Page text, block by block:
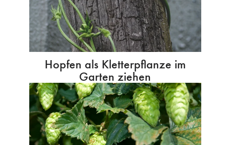
Hopfen als Kletterpflanze im
Garten ziehen